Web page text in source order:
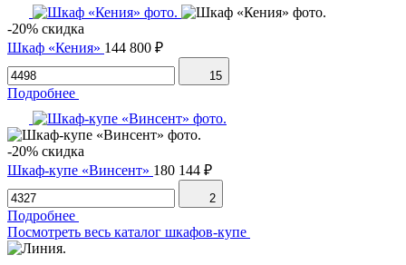
-20% скидка
Шкаф «Кения» 144 800 ₽
15
Подробнее
-20% скидка
Шкаф-купе «Винсент» 180 144 ₽
2
Подробнее
Посмотреть весь каталог шкафов-купе